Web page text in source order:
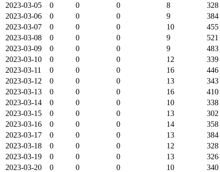
2023-03-05
0 0 0 8
328
2023-03-06
0 0 0 9
384
2023-03-07
0 0 0 10
455
2023-03-08
0 0 0 9
521
2023-03-09
0 0 0 9
483
2023-03-10
0 0 0 12
339
2023-03-11
0 0 0 16
446
2023-03-12
0 0 0 13
343
2023-03-13
0 0 0 16
410
2023-03-14
0 0 0 10
338
2023-03-15
0 0 0 13
302
2023-03-16
0 0 0 14
358
2023-03-17
0 0 0 13
384
2023-03-18
0 0 0 12
328
2023-03-19
0 0 0 13
326
2023-03-20
0 0 0 10
340